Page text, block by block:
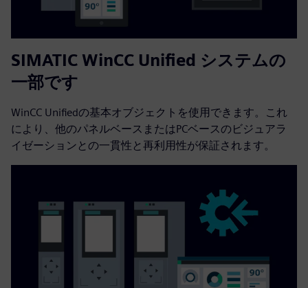
SIMATIC WinCC Unified システムの
一部です
WinCC Unifiedの基本オブジェクトを使用できます。これ
により、他のパネルベースまたはPCベースのビジュアラ
イゼーションとの一貫性と再利用性が保証されます。